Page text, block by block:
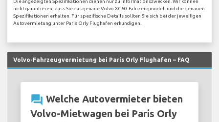
Die angezeigten Spezifikationen dienen nur zu Informationszwecken. Wir können
nicht garantieren, dass Sie das genaue Volvo XC60-Fahrzeugmodell und die genauen
Spezifikationen erhalten. Für spezifische Details sollten Sie sich bei der jeweiligen
Autovermietung unter Paris Orly Flughafen erkundigen.
Volvo-Fahrzeugvermietung bei Paris Orly Flughafen – FAQ
question_answer Welche Autovermieter bieten
Volvo-Mietwagen bei Paris Orly